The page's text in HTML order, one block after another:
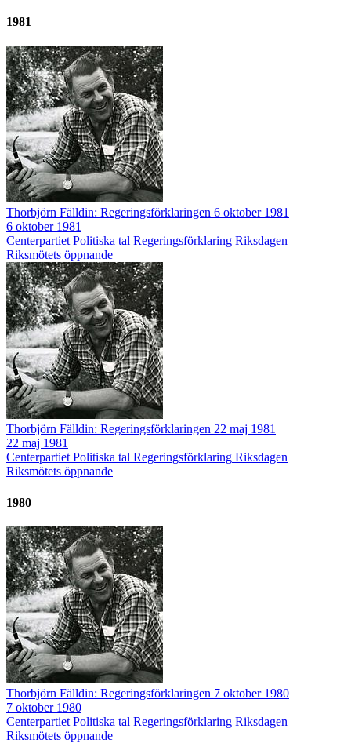
1981
Thorbjörn Fälldin: Regeringsförklaringen 6 oktober 1981
6 oktober 1981
Centerpartiet Politiska tal Regeringsförklaring Riksdagen
Riksmötets öppnande
Thorbjörn Fälldin: Regeringsförklaringen 22 maj 1981
22 maj 1981
Centerpartiet Politiska tal Regeringsförklaring Riksdagen
Riksmötets öppnande
1980
Thorbjörn Fälldin: Regeringsförklaringen 7 oktober 1980
7 oktober 1980
Centerpartiet Politiska tal Regeringsförklaring Riksdagen
Riksmötets öppnande